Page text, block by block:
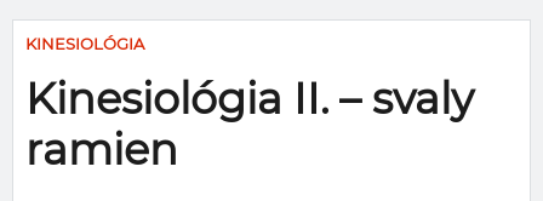
KINESIOLÓGIA
Kinesiológia II. – svaly
ramien